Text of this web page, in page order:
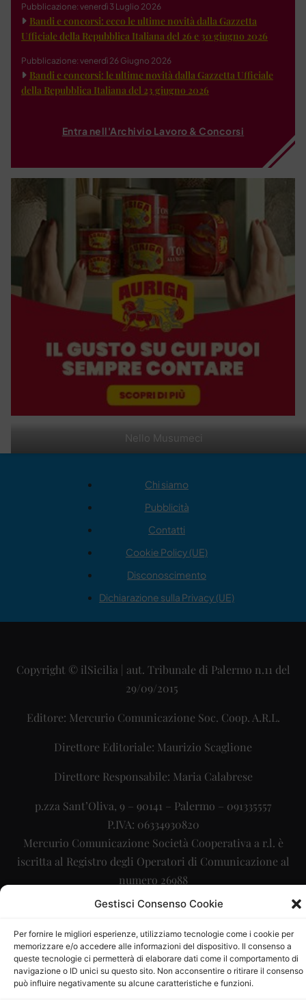
Gestisci Consenso Cookie
Per fornire le migliori esperienze, utilizziamo tecnologie come i cookie per
memorizzare e/o accedere alle informazioni del dispositivo. Il consenso a
queste tecnologie ci permetterà di elaborare dati come il comportamento di
navigazione o ID unici su questo sito. Non acconsentire o ritirare il consenso
può influire negativamente su alcune caratteristiche e funzioni.
Nello Musumeci
Pubblicazione: venerdì 3 Luglio 2026
Bandi e concorsi: ecco le ultime novità dalla Gazzetta
Ufficiale della Repubblica Italiana del 26 e 30 giugno 2026
Pubblicazione: venerdì 26 Giugno 2026
Bandi e concorsi: le ultime novità dalla Gazzetta Ufficiale
della Repubblica Italiana del 23 giugno 2026
Entra nell'Archivio Lavoro & Concorsi
Chi siamo
Pubblicità
Contatti
Cookie Policy (UE)
Disconoscimento
Dichiarazione sulla Privacy (UE)
Copyright © ilSicilia | aut. Tribunale di Palermo n.11 del
29/09/2015
Editore: Mercurio Comunicazione Soc. Coop. A.R.L.
Direttore Editoriale: Maurizio Scaglione
Direttore Responsabile: Maria Calabrese
p.zza Sant’Oliva, 9 – 90141 – Palermo – 091335557
P.IVA: 06334930820
Mercurio Comunicazione Società Cooperativa a r.l. è
iscritta al Registro degli Operatori di Comunicazione al
numero 26988
Sito gestito daLa Digitale srl– info@ladigitale.it